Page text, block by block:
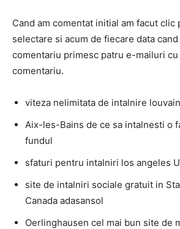
Cand am comentat initial am facut clic
selectare si acum de fiecare data
comentariu primesc patru e-mailuri cu
comentariu.
viteza nelimitata de intalnire
Aix-les-Bains de ce sa intalnesti o
fundul
sfaturi pentru intalniri los angeles
site de intalniri sociale gratuit in
Canada adasansol
Oerlinghausen cel mai bun site de